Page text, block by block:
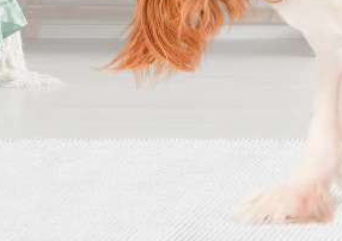
Para Gatos Base Espiral Con
$ 299